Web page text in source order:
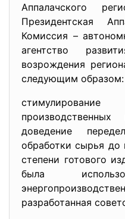
Аппалачского
Президентская
Комиссия –
агентство
возрождения
следующим образом:
доведение
обработки сырья
степени готового
была
разработанная